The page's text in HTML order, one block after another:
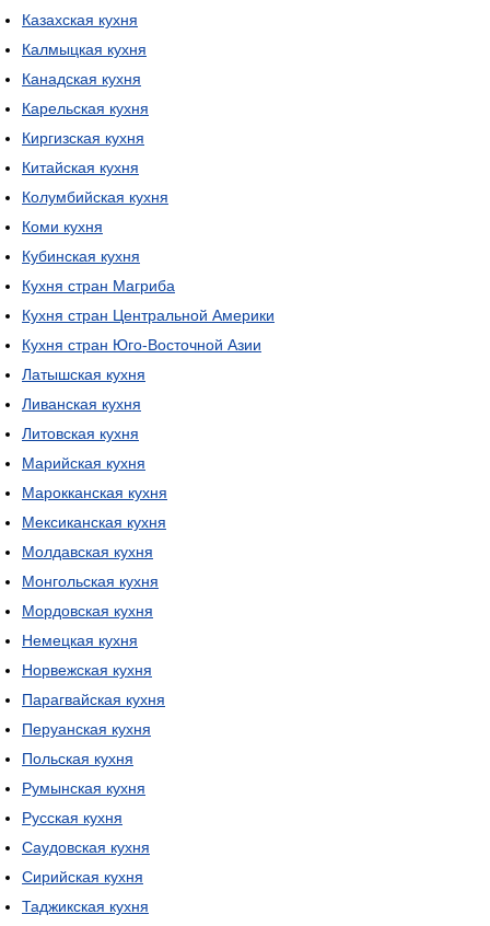
Казахская кухня
Калмыцкая кухня
Канадская кухня
Карельская кухня
Киргизская кухня
Китайская кухня
Колумбийская кухня
Коми кухня
Кубинская кухня
Кухня стран Магриба
Кухня стран Центральной Америки
Кухня стран Юго-Восточной Азии
Латышская кухня
Ливанская кухня
Литовская кухня
Марийская кухня
Марокканская кухня
Мексиканская кухня
Молдавская кухня
Монгольская кухня
Мордовская кухня
Немецкая кухня
Норвежская кухня
Парагвайская кухня
Перуанская кухня
Польская кухня
Румынская кухня
Русская кухня
Саудовская кухня
Сирийская кухня
Таджикская кухня